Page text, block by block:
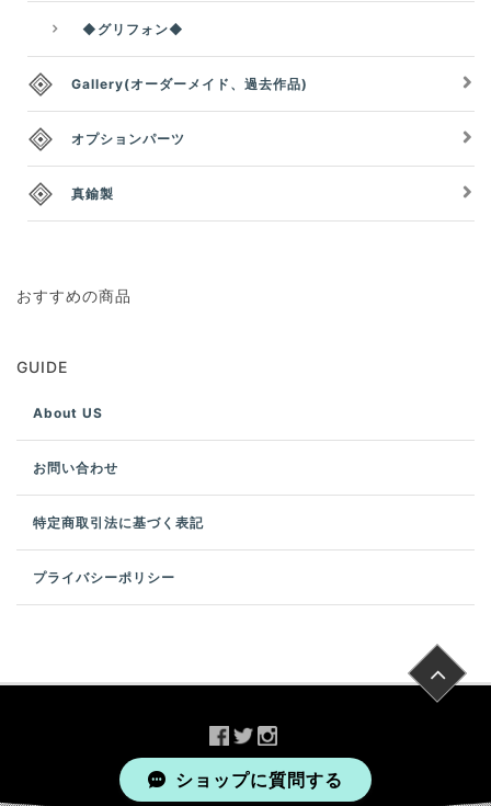
◆グリフォン◆
Gallery(オーダーメイド、過去作品)
オプションパーツ
真鍮製
おすすめの商品
GUIDE
About US
お問い合わせ
特定商取引法に基づく表記
プライバシーポリシー
2026 Amule All rights reserved.
ショップに質問する